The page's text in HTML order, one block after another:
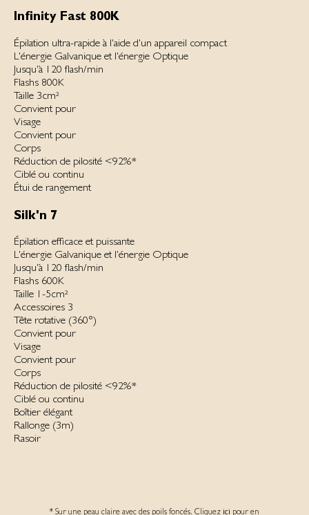
Infinity Fast 800K
Épilation ultra-rapide à l'aide d'un appareil compact
L'éner­gie Gal­vanique et l'éner­gie Op­tique
Jusqu'à 120 flash/min
Flashs 800K
Taille 3cm²
Convient pour
Visage
Convient pour
Corps
Réduction de pilosité <92%*
Ciblé ou continu
Étui de rangement
Silk'n 7
Épilation efficace et puissante
L'éner­gie Gal­vanique et l'éner­gie Op­tique
Jusqu'à 120 flash/min
Flashs 600K
Taille 1-5cm²
Accessoires 3
Tête rotative (360°)
Convient pour
Visage
Convient pour
Corps
Réduction de pilosité <92%*
Ciblé ou continu
Boîtier élégant
Rallonge (3m)‌
Rasoir
* Sur une peau claire avec des poils foncés. Cliquezici pour en